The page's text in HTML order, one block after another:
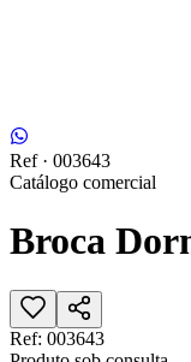
Ref · 003643
Catálogo comercial
Broca
Ref: 003643